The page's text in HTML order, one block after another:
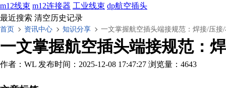
m12线束 m12连接器 工业线束 dp航空插头
最近搜索 清空历史记录
首页 资讯中心 知识分享 一文掌握航空插头端接规范：焊接/压接
一文掌握航空插头端接规范：
作者：WL 发布时间：2025-12-08 17:47:27 浏览量：4643